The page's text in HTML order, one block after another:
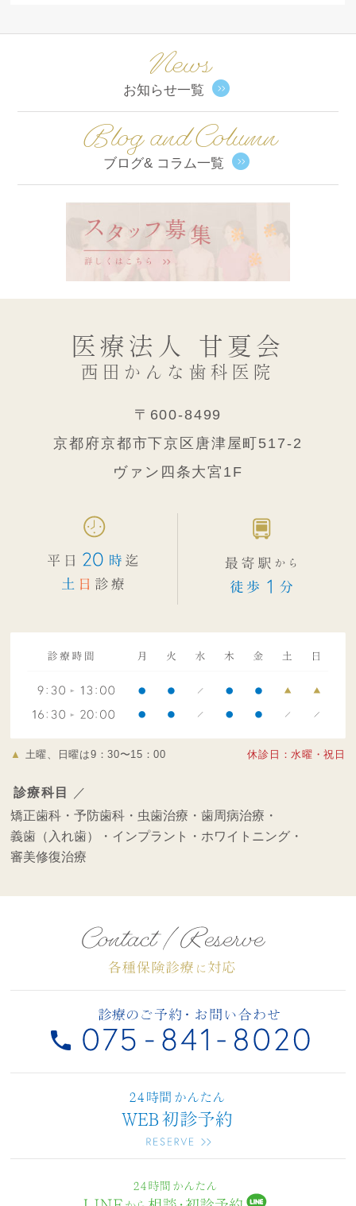
News
お知らせ一覧
Blog and Column
ブログ& コラム一覧
医療法人 甘夏会
西田かんな歯科医院
〒600-8499
京都府京都市下京区唐津屋町517-2
ヴァン四条大宮1F
▲ 土曜、日曜は9：30〜15：00 休診日：水曜・祝日
診療科目
／
矯正歯科・予防歯科・ 虫歯治療・歯周病治療・
義歯（入れ歯）・ インプラント・ ホワイトニング・
審美修復治療